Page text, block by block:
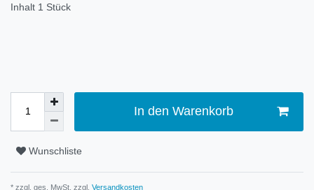
Inhalt 1 Stück
In den Warenkorb
Wunschliste
* zzgl. ges. MwSt. zzgl. Versandkosten